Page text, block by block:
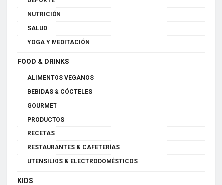
NUTRICIÓN
SALUD
YOGA Y MEDITACIÓN
FOOD & DRINKS
ALIMENTOS VEGANOS
BEBIDAS & CÓCTELES
GOURMET
PRODUCTOS
RECETAS
RESTAURANTES & CAFETERÍAS
UTENSILIOS & ELECTRODOMÉSTICOS
KIDS